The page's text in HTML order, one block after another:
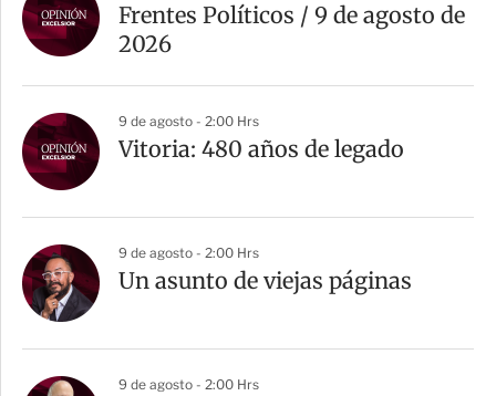
Frentes Políticos / 9 de agosto de
2026
9 de agosto - 2:00 Hrs
Vitoria: 480 años de legado
9 de agosto - 2:00 Hrs
Un asunto de viejas páginas
9 de agosto - 2:00 Hrs